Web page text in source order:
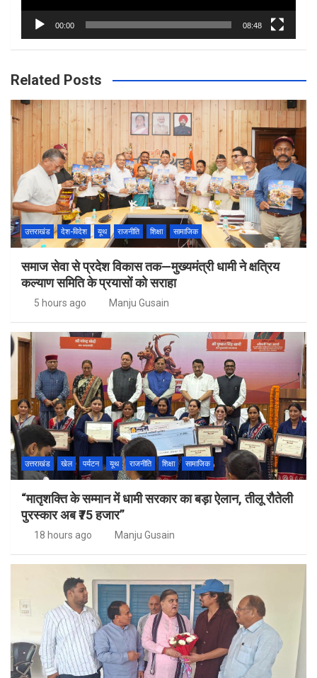
00:00 08:48
Related Posts
उत्तराखंड देश-विदेश यूथ राजनीति शिक्षा सामाजिक
समाज सेवा से प्रदेश विकास तक—मुख्यमंत्री धामी ने क्षत्रिय
कल्याण समिति के प्रयासों को सराहा
5 hours ago Manju Gusain
उत्तराखंड खेल पर्यटन यूथ राजनीति शिक्षा सामाजिक
“मातृशक्ति के सम्मान में धामी सरकार का बड़ा ऐलान, तीलू रौतेली
पुरस्कार अब ₹75 हजार”
18 hours ago Manju Gusain